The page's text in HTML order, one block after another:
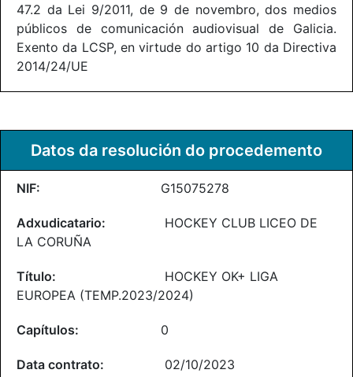
47.2 da Lei 9/2011, de 9 de novembro, dos medios
públicos de comunicación audiovisual de Galicia.
Exento da LCSP, en virtude do artigo 10 da Directiva
2014/24/UE
Datos da resolución do procedemento
G15075278
HOCKEY CLUB LICEO DE
LA CORUÑA
HOCKEY OK+ LIGA
EUROPEA (TEMP.2023/2024)
0
02/10/2023